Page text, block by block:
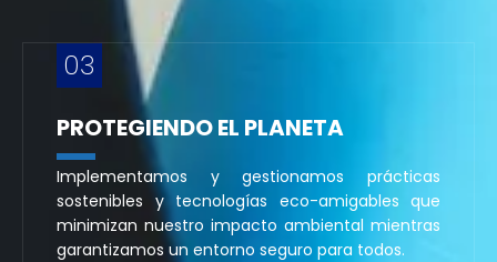
03
PROTEGIENDO EL PLANETA
Implementamos y gestionamos prácticas
sostenibles y tecnologías eco-amigables que
minimizan nuestro impacto ambiental mientras
garantizamos un entorno seguro para todos.